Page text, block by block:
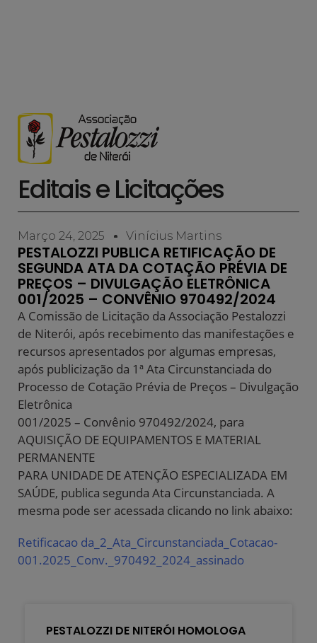
Editais e Licitações
Março 24, 2025 Vinícius Martins
PESTALOZZI PUBLICA RETIFICAÇÃO DE
SEGUNDA ATA DA COTAÇÃO PRÉVIA DE
PREÇOS – DIVULGAÇÃO ELETRÔNICA
001/2025 – CONVÊNIO 970492/2024
A Comissão de Licitação da Associação Pestalozzi
de Niterói, após recebimento das manifestações e
recursos apresentados por algumas empresas,
após publicização da 1ª Ata Circunstanciada do
Processo de Cotação Prévia de Preços – Divulgação
Eletrônica
001/2025 – Convênio 970492/2024, para
AQUISIÇÃO DE EQUIPAMENTOS E MATERIAL
PERMANENTE
PARA UNIDADE DE ATENÇÃO ESPECIALIZADA EM
SAÚDE, publica segunda Ata Circunstanciada. A
mesma pode ser acessada clicando no link abaixo:
Retificacao da_2_Ata_Circunstanciada_Cotacao-
001.2025_Conv._970492_2024_assinado
PESTALOZZI DE NITERÓI HOMOLOGA